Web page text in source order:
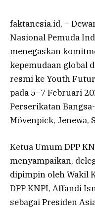
faktanesia.id, –
Nasional Pemuda
menegaskan
kepemudaan global
resmi ke Youth
pada 5–7 Februari
Perserikatan
Mövenpick, Jenewa,
Ketua Umum DPP
menyampaikan,
dipimpin oleh Wakil
DPP KNPI, Affandi
sebagai Presiden